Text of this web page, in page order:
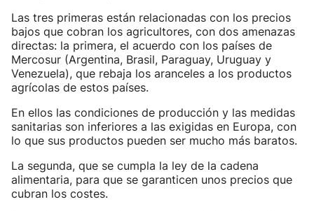
Las tres primeras están relacionadas con los precios
bajos que cobran los agricultores, con dos amenazas
directas: la primera, el acuerdo con los países de
Mercosur (Argentina, Brasil, Paraguay, Uruguay y
Venezuela), que rebaja los aranceles a los productos
agrícolas de estos países.
En ellos las condiciones de producción y las medidas
sanitarias son inferiores a las exigidas en Europa, con
lo que sus productos pueden ser mucho más baratos.
La segunda, que se cumpla la ley de la cadena
alimentaria, para que se garanticen unos precios que
cubran los costes.